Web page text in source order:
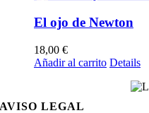
El ojo de Newton
18,00 €
Añadir al carrito Details
AVISO LEGAL